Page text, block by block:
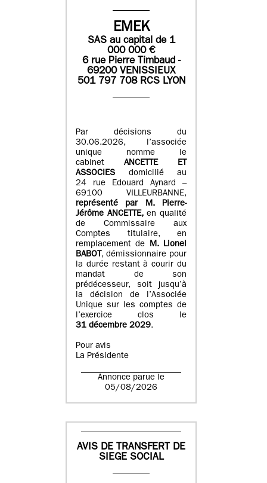
EMEK
SASau capital de 1
000 000€
6 rue Pierre Timbaud -
69200 VENISSIEUX
501 797 708 RCS LYON
Par décisions du
30.06.2026, l’associée
unique nomme le
cabinet ANCETTE ET
ASSOCIES
domicilié au
24 rue Edouard Aynard –
69100 VILLEURBANNE,
représenté par M.Pierre-
Jérôme ANCETTE, en qualité
de Commissaire aux
Comptes titulaire, en
remplacement de M.Lionel
BABOT , démissionnaire pour
la durée restant à courir du
mandat de son
prédécesseur, soit jusqu’à
la décision de l’Associée
Unique sur les comptes de
l’exercice clos le
31 décembre 2029.
Pour avis
La Présidente
Annonce parue le
05/08/2026
AVIS DE TRANSFERT DE
SIEGE SOCIAL